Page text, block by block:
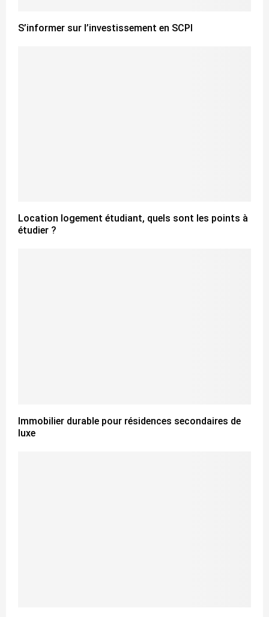
S’informer sur l’investissement en SCPI
Location logement étudiant, quels sont les points à
étudier ?
Immobilier durable pour résidences secondaires de
luxe